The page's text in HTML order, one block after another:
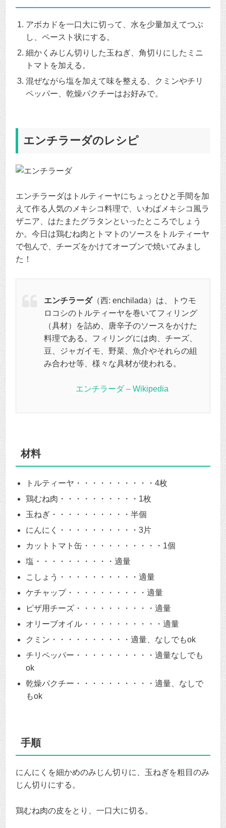
アボカドを一口大に切って、水を少量加えてつぶ
し、ペースト状にする。
細かくみじん切りした玉ねぎ、角切りにしたミニ
トマトを加える。
混ぜながら塩を加えて味を整える、クミンやチリ
ペッパー、乾燥パクチーはお好みで。
エンチラーダのレシピ
エンチラーダはトルティーヤにちょっとひと手間を加
えて作る人気のメキシコ料理で、いわばメキシコ風ラ
ザニア、はたまたグラタンといったところでしょう
か。今日は鶏むね肉とトマトのソースをトルティーヤ
で包んで、チーズをかけてオーブンで焼いてみまし
た！
エンチラーダ（西: enchilada）は、トウモ
ロコシのトルティーヤを巻いてフィリング
（具材）を詰め、唐辛子のソースをかけた
料理である。フィリングには肉、チーズ、
豆、ジャガイモ、野菜、魚介やそれらの組
み合わせ等、様々な具材が使われる。
エンチラーダ – Wikipedia
材料
トルティーヤ・・・・・・・・・・4枚
鶏むね肉・・・・・・・・・・1枚
玉ねぎ・・・・・・・・・・半個
にんにく・・・・・・・・・・3片
カットトマト缶・・・・・・・・・・1個
塩・・・・・・・・・・適量
こしょう・・・・・・・・・・適量
ケチャップ・・・・・・・・・・適量
ピザ用チーズ・・・・・・・・・・適量
オリーブオイル・・・・・・・・・・適量
クミン・・・・・・・・・・適量、なしでもok
チリペッパー・・・・・・・・・・適量なしでも
ok
乾燥パクチー・・・・・・・・・・適量、なしで
もok
手順
にんにくを細かめのみじん切りに、玉ねぎを粗目のみ
じん切りにする。
鶏むね肉の皮をとり、一口大に切る。